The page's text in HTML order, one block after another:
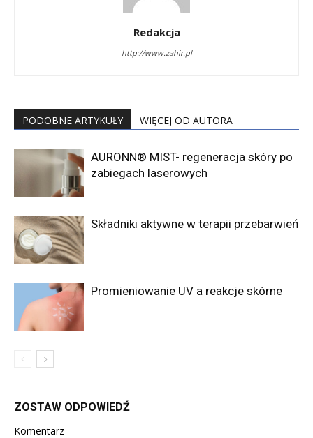
Redakcja
http://www.zahir.pl
PODOBNE ARTYKUŁY WIĘCEJ OD AUTORA
AURONN® MIST- regeneracja skóry po
zabiegach laserowych
Składniki aktywne w terapii przebarwień
Promieniowanie UV a reakcje skórne
ZOSTAW ODPOWIEDŹ
Komentarz